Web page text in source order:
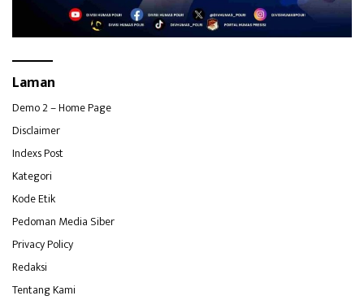
Laman
Demo 2 – Home Page
Disclaimer
Indexs Post
Kategori
Kode Etik
Pedoman Media Siber
Privacy Policy
Redaksi
Tentang Kami